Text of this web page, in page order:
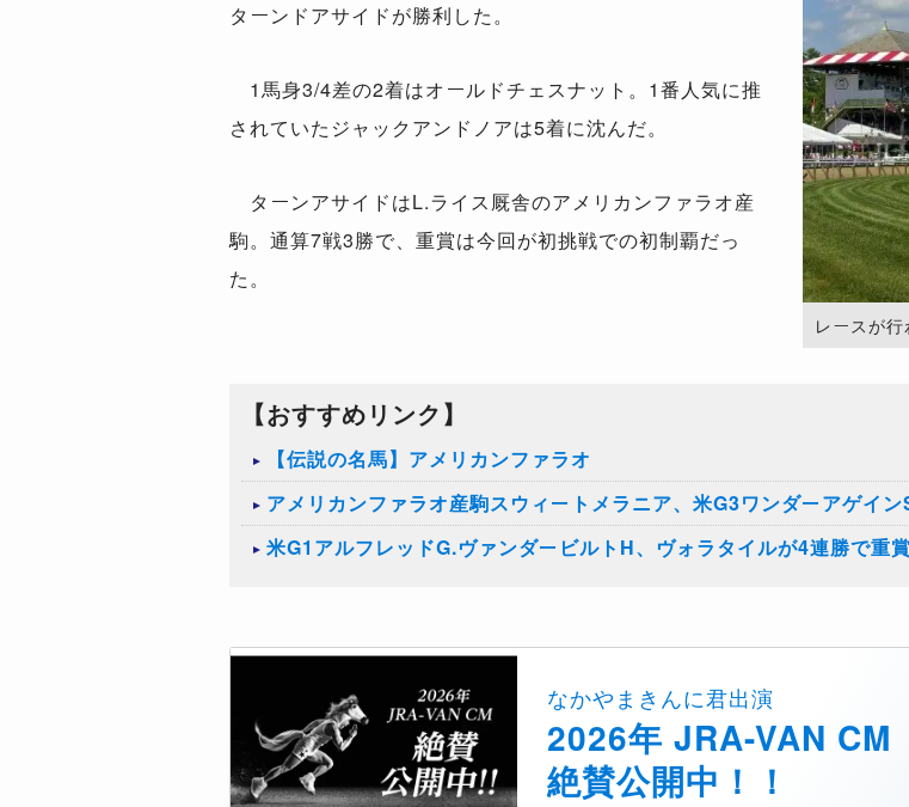
レースが
ターンドアサイドが勝利した。
1馬身3/4差の2着はオールドチェスナット。 1番人気に推
されていたジャックアンドノアは5着に沈んだ。
ターンアサイドはL.ライス厩舎のアメリカンファラオ産
駒。通算7戦3勝で、重賞は今回が初挑戦での初制覇だっ
た。
【おすすめリンク】
【伝説の名馬】アメリカンファラオ
アメリカンファラオ産駒スウィートメラニア、米G3ワンダーアゲイン
米G1アルフレッドG.ヴァンダービルトH、ヴォラタイルが4連勝で重
なかやまきんに君出演
2026年 JRA-VAN CM
絶賛公開中！！